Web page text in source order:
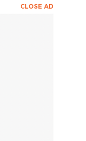
CLOSE AD